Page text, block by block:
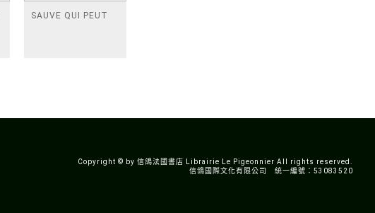
SAUVE QUI PEUT
Copyright © by 信鴿法國書店 Librairie Le Pigeonnier All rights reserved.
信鴿國際文化有限公司 統一編號：53083520